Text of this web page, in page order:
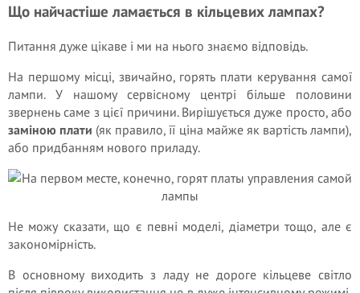
Що найчастіше ламається в кільцевих лампах?
Питання дуже цікаве і ми на нього знаємо відповідь.
На першому місці, звичайно, горять плати керування самої
лампи. У нашому сервісному центрі більше половини
звернень саме з цієї причини. Вирішується дуже просто, або
заміною плати (як правило, її ціна майже як вартість лампи),
або придбанням нового приладу.
Не можу сказати, що є певні моделі, діаметри тощо, але є
закономірність.
В основному виходить з ладу не дороге кільцеве світло